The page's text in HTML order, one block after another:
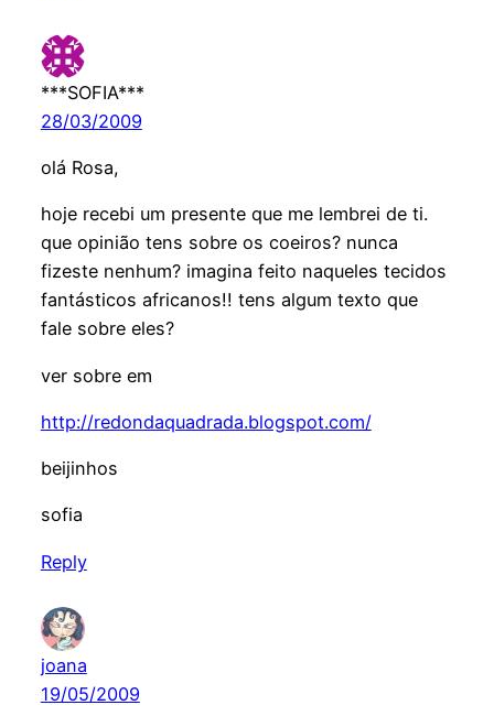
***SOFIA***
28/03/2009
olá Rosa,
hoje recebi um presente que me lembrei de ti.
que opinião tens sobre os coeiros? nunca
fizeste nenhum? imagina feito naqueles tecidos
fantásticos africanos!! tens algum texto que
fale sobre eles?
ver sobre em
http://redondaquadrada.blogspot.com/
beijinhos
sofia
Reply
joana
19/05/2009